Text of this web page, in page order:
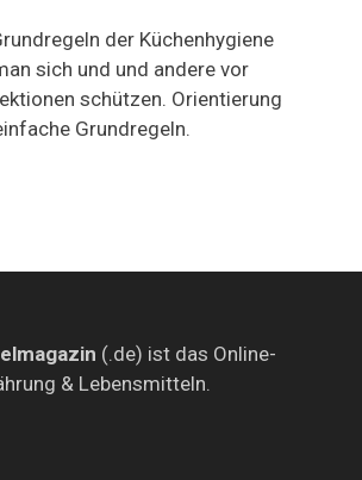
Umgang
Lebensmitteln:
6
für
der Küchenhygiene
sich und und andere vor
schützen. Orientierung
Grundregeln.
(.de) ist das Online-
& Lebensmitteln.